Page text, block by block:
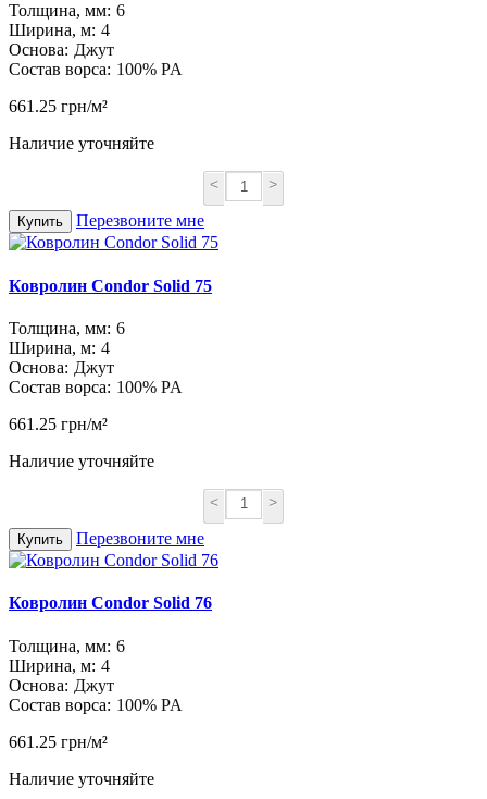
Толщина, мм: 6
Ширина, м: 4
Основа: Джут
Состав ворса: 100% PA
661.25 грн/м²
Наличие уточняйте
< >
Купить Перезвоните мне
Ковролин Condor Solid 75
Толщина, мм: 6
Ширина, м: 4
Основа: Джут
Состав ворса: 100% PA
661.25 грн/м²
Наличие уточняйте
< >
Купить Перезвоните мне
Ковролин Condor Solid 76
Толщина, мм: 6
Ширина, м: 4
Основа: Джут
Состав ворса: 100% PA
661.25 грн/м²
Наличие уточняйте